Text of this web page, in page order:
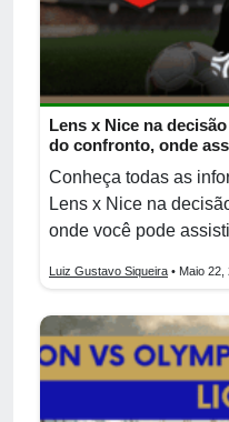
Lens x Nice na
do confronto, onde
Conheça todas as
Lens x Nice na
onde você pode
Luiz Gustavo Siqueira • Maio 22,